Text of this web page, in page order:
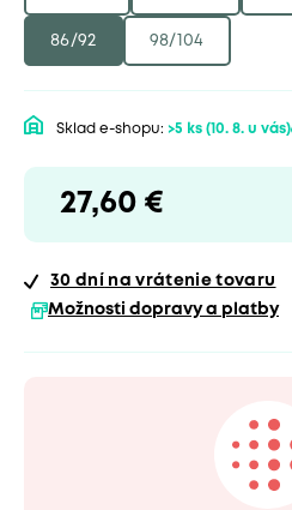
86/92 98/104
Sklad e-shopu: >5 ks (10. 8. u vás)
27,60 €
30 dní na vrátenie tovaru
Možnosti dopravy a platby